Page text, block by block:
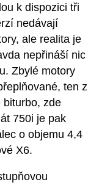
k dispozici tři
nedávají
ale realita je
nepřináší nic
Zbylé motory
ten z
biturbo, zde
750i je pak
o objemu 4,4
X6.